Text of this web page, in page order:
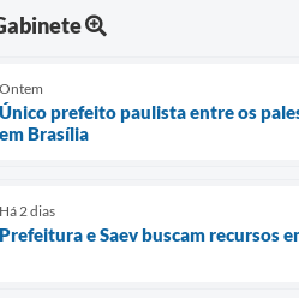
Ontem
Único prefeito paulista entre os
em Brasília
Há 2 dias
Prefeitura e Saev buscam recursos